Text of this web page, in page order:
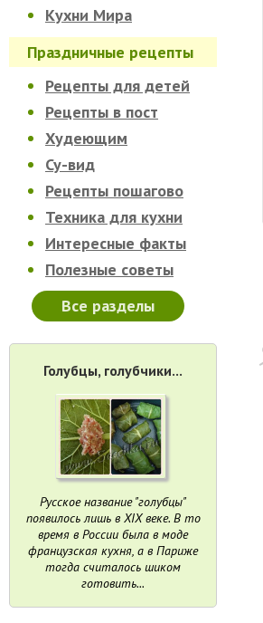
Кухни Мира
Праздничные рецепты
Рецепты для детей
Рецепты в пост
Худеющим
Су-вид
Рецепты пошагово
Техника для кухни
Интересные факты
Полезные советы
Все разделы
Голубцы, голубчики...
Русское название "голубцы"
появилось лишь в XIX веке. В то
время в России была в моде
французская кухня, а в Париже
тогда считалось шиком
готовить...